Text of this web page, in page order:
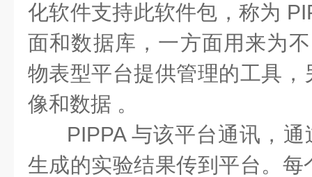
化软件支持此软件包，称为
面和数据库，一方面用来为
物表型平台提供管理的工具
像和数据 。
PIPPA 与该平台通讯，
生成的实验结果传到平台。